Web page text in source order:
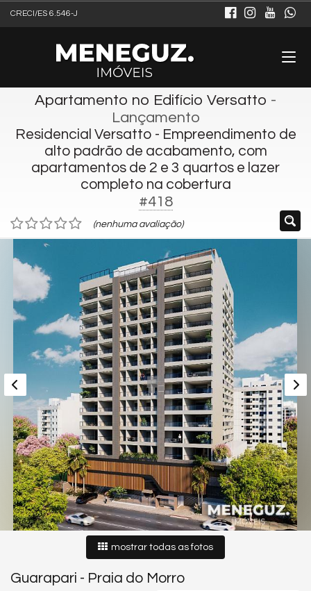
CRECI/ES 6.546-J
Apartamento no Edifício Versatto -
Lançamento
Residencial Versatto - Empreendimento de
alto padrão de acabamento, com
apartamentos de 2 e 3 quartos e lazer
completo na cobertura
#418
(nenhuma avaliação)
mostrar todas as fotos
Guarapari - Praia do Morro